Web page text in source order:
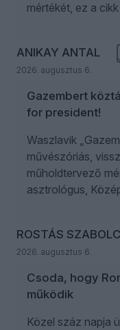
mértékét, ez a
ANIKAY ANTAL
2026. augusztus 6.
Gazembert
for president!
Waszlavik
művészóriás,
műholdtervező
asztrológus,
ROSTÁS
2026. augusztus 6.
Csoda, hogy
működik
Közel száz napja